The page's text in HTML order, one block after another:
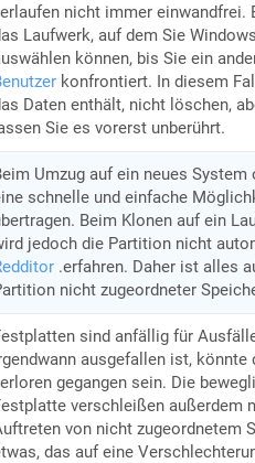
nicht immer einwandfrei.
Laufwerk, auf dem Sie
können, bis Sie ein
konfrontiert. In diesem
Daten enthält, nicht löschen,
Sie es vorerst unberührt.
Umzug auf ein neues
schnelle und einfache
Beim Klonen auf ein
jedoch die Partition nicht
.erfahren. Daher ist alles
nicht zugeordneter
sind anfällig für
ausgefallen ist,
gegangen sein. Die
verschleißen außerdem
von nicht zugeordnetem
das auf eine